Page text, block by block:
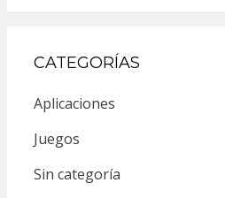
CATEGORÍAS
Aplicaciones
Juegos
Sin categoría